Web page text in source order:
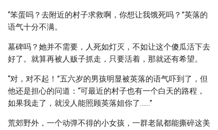
“笨蛋吗？去附近的村子求救啊，你想让我饿死吗？”英落的
语气十分不满。
墓碑吗？她并不需要，人死如灯灭，不如让这个傻瓜活下去
好了。就算再被人贩子抓走，只要活着，那就还有希望。
“对，对不起！”五六岁的男孩明显被英落的语气吓到了，但
他还是担心的问道：“可最近的村子也有一个白天的路程，
如果我走了，就没人能照顾英落姐你了……”
荒郊野外，一个动弹不得的小女孩，一群老鼠都能撕碎这美